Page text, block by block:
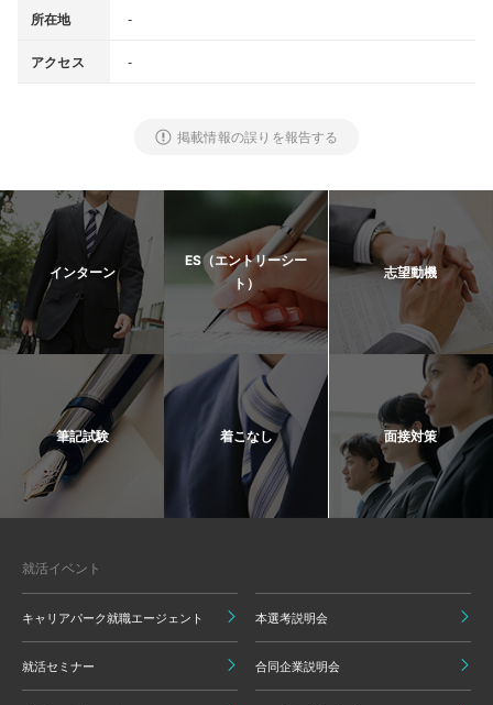
所在地 -
アクセス -
掲載情報の誤りを報告する
インターン
ES（エントリーシー
ト）
志望動機
筆記試験 着こなし 面接対策
就活イベント
キャリアパーク就職エージェント 本選考説明会
就活セミナー 合同企業説明会